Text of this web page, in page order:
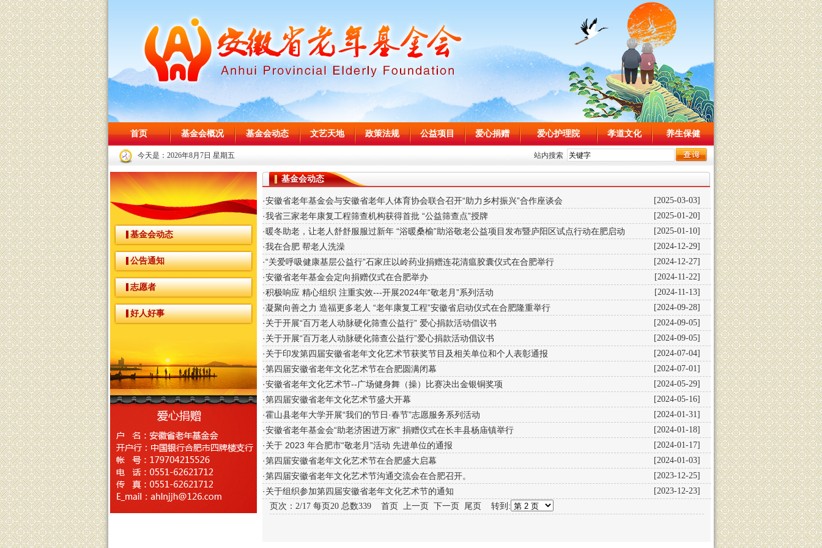
首页 基金会概况 基金会动态 文艺天地 政策法规 公益项目 爱心捐赠 爱心护理院 孝道文化 养生保健
今天是： 2026年8月7日 星期五 站内搜索
基金会动态
公告通知
志愿者
好人好事
基金会动态
·安徽省老年基金会与安徽省老年人体育协会联合召开“助力乡村振兴”合作座谈会 [2025-03-03]
·我省三家老年康复工程筛查机构获得首批 “公益筛查点”授牌 [2025-01-20]
·暖冬助老，让老人舒舒服服过新年 “浴暖桑榆”助浴敬老公益项目发布暨庐阳区试点行动在肥启动 [2025-01-10]
·我在合肥 帮老人洗澡 [2024-12-29]
·“关爱呼吸健康基层公益行”石家庄以岭药业捐赠连花清瘟胶囊仪式在合肥举行 [2024-12-27]
·安徽省老年基金会定向捐赠仪式在合肥举办 [2024-11-22]
·积极响应 精心组织 注重实效---开展2024年“敬老月”系列活动 [2024-11-13]
·凝聚向善之力 造福更多老人 “老年康复工程”安徽省启动仪式在合肥隆重举行 [2024-09-28]
·关于开展“百万老人动脉硬化筛查公益行” 爱心捐款活动倡议书 [2024-09-05]
·关于开展“百万老人动脉硬化筛查公益行”爱心捐款活动倡议书 [2024-09-05]
·关于印发第四届安徽省老年文化艺术节获奖节目及相关单位和个人表彰通报 [2024-07-04]
·第四届安徽省老年文化艺术节在合肥圆满闭幕 [2024-07-01]
·安徽省老年文化艺术节--广场健身舞（操）比赛决出金银铜奖项 [2024-05-29]
·第四届安徽省老年文化艺术节盛大开幕 [2024-05-16]
·霍山县老年大学开展“我们的节日·春节”志愿服务系列活动 [2024-01-31]
·安徽省老年基金会“助老济困进万家” 捐赠仪式在长丰县杨庙镇举行 [2024-01-18]
·关于 2023 年合肥市“敬老月”活动 先进单位的通报 [2024-01-17]
·第四届安徽省老年文化艺术节在合肥盛大启幕 [2024-01-03]
·第四届安徽省老年文化艺术节沟通交流会在合肥召开。 [2023-12-25]
·关于组织参加第四届安徽省老年文化艺术节的通知
[2023-12-23]
页次：2/17 每页20 总数339 首页 上一页 下一页 尾页 转到: